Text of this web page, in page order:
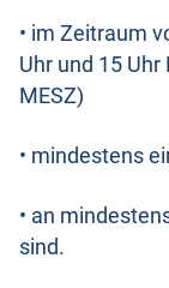
• im Zeitraum
Uhr und 15
MESZ)
• mindestens
• an
sind.